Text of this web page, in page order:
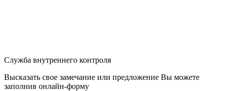
Служба внутреннего контроля
Высказать свое замечание или предложение Вы можете
заполнив онлайн-форму